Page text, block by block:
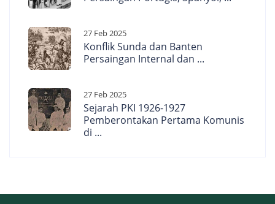
27 Feb 2025
Konflik Sunda dan Banten
Persaingan Internal dan ...
27 Feb 2025
Sejarah PKI 1926-1927
Pemberontakan Pertama Komunis
di ...